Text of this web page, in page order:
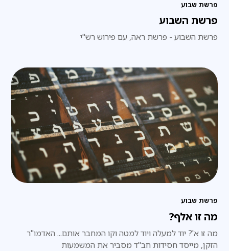
פרשת שבוע
פרשת השבוע
פרשת השבוע - פרשת ראה, עם פירוש רש"י
פרשת שבוע
מה זו אלף?
מה זו א'? יוד למעלה ויוד למטה וקו המחבר אותם... האדמו"ר
הזקן, מייסד חסידות חב"ד מסביר את המשמעות